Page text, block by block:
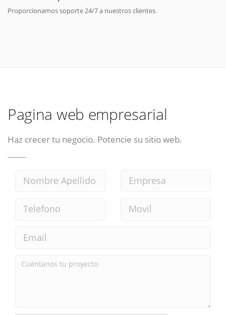
Proporcionamos soporte 24/7 a nuestros clientes.
Pagina web empresarial
Haz crecer tu negocio. Potencie su sitio web.